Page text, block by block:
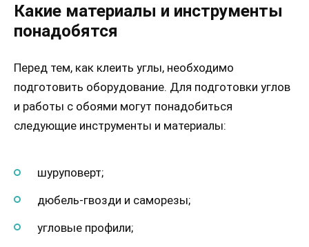
Какие материалы и инструменты
понадобятся
Перед тем, как клеить углы, необходимо
подготовить оборудование. Для подготовки углов
и работы с обоями могут понадобиться
следующие инструменты и материалы:
шуруповерт;
дюбель-гвозди и саморезы;
угловые профили;